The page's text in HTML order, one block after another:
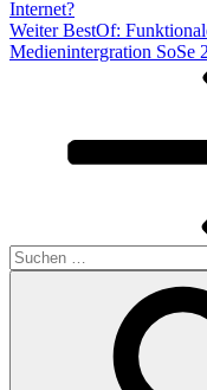
Internet?
Nächster
Beitrag
Weiter BestOf:
Medienintergration SoSe
Suchen
nach: